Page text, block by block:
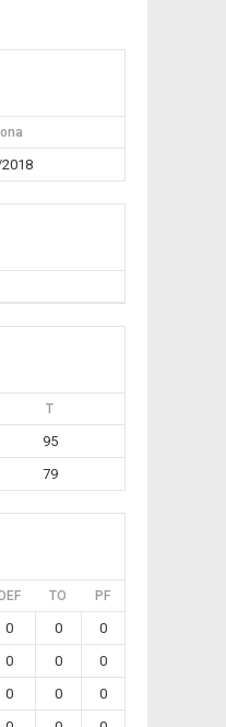
T
95
79
DEF TO PF
0 0
0
0 0
0
0 0
0